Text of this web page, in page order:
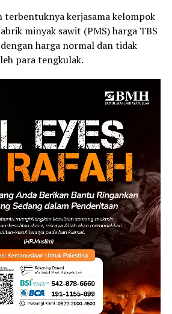
terbentuknya kerjasama kelompok
minyak sawit (PMS) harga TBS
harga normal dan tidak
para tengkulak.